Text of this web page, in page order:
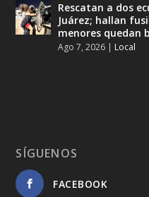
Rescatan a dos
Juárez; hallan
menores quedan
Ago 7, 2026 | Local
SÍGUENOS
FACEBOOK